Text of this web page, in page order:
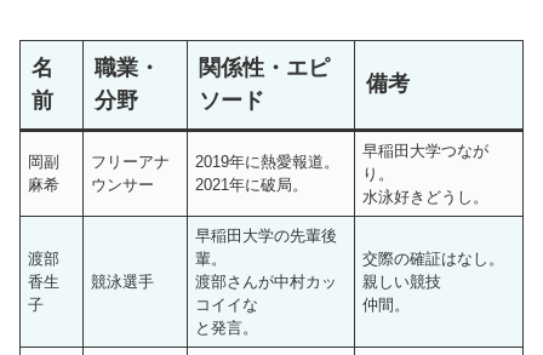
名
前
職業・
分野
関係性・エピ
ソード
備考
岡副
麻希
フリーアナ
ウンサー
2019年に熱愛報道。
2021年に破局。
早稲田大学つなが
り。
水泳好きどうし。
渡部
香生
子
競泳選手
早稲田大学の先輩後
輩。
渡部さんが中村カッ
コイイな
と発言。
交際の確証はなし。
親しい競技
仲間。